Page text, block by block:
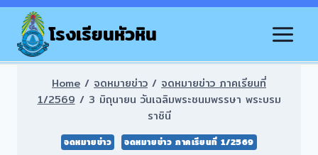
Skip
contentโรงเรียนหัวหิน
Home / จดหมายข่าว / จดหมายข่าว ภาคเรียนที่
1/2569 / 3 มิถุนายน วันเฉลิมพระชนมพรรษา พระบรม
ราชินี
จดหมายข่าว จดหมายข่าว ภาคเรียนที่ 1/2569